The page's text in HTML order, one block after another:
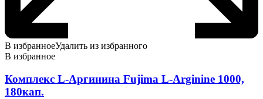
В избранноеУдалить из избранного
В избранное
Комплекс L-Аргинина Fujima L-Arginine 1000,
180кап.